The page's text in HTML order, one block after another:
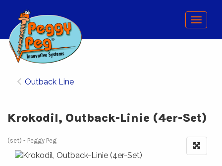
Menu
Outback Line
Krokodil, Outback-Linie (4er-Set)
(set) Peggy Peg